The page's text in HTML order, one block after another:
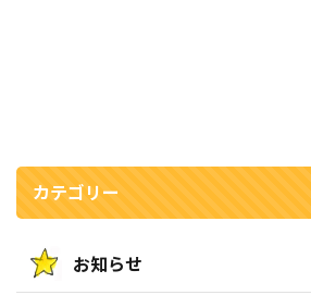
カテゴリー
お知らせ